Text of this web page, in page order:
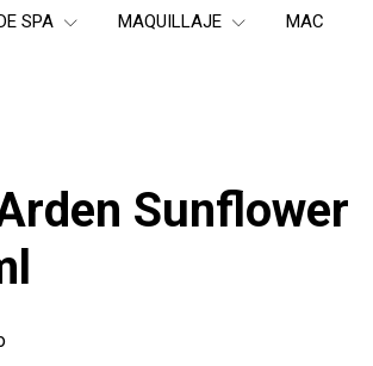
SPA MAQUILLAJE MAC
Sunflower